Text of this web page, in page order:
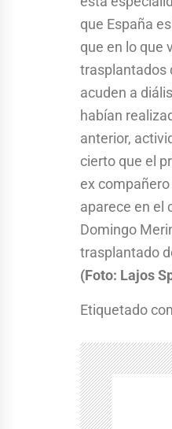
que España
que en lo que
trasplantados
acuden a
habían
anterior,
cierto que el
ex
aparece en el
Domingo
trasplantado
(Foto: Lajos
Etiquetado